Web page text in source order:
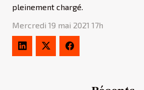
pleinement chargé.
Mercredi 19 mai 2021 17h